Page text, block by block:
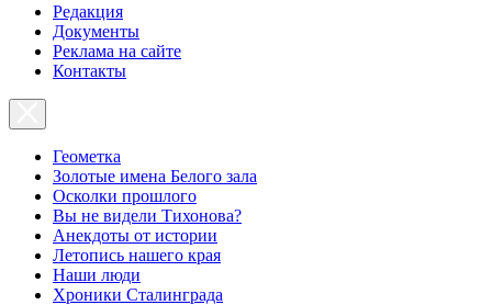
Редакция
Документы
Реклама на сайте
Контакты
Геометка
Золотые имена Белого зала
Осколки прошлого
Вы не видели Тихонова?
Анекдоты от истории
Летопись нашего края
Наши люди
Хроники Сталинграда